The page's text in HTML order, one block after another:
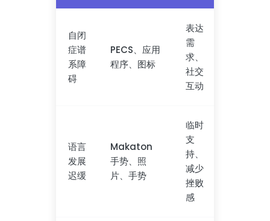
自闭
症谱
系障
碍
PECS、应用
程序、图标
表达
需
求、
社交
互动
语言
发展
迟缓
Makaton
手势、照
片、手势
临时
支
持、
减少
挫败
感